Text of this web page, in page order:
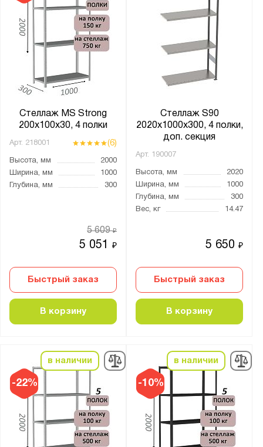
Стеллаж MS Strong
200х100х30, 4 полки
Арт. 218001 (6)
Высота, мм
2000
Ширина, мм
1000
Глубина, мм
300
5 051₽
5 609₽
Быстрый заказ
В корзину
Стеллаж S90
2020х1000х300, 4 полки,
доп. секция
Арт. 190007
Высота, мм
2020
Ширина, мм
1000
Глубина, мм
300
Вес, кг
14.47
5 650₽
Быстрый заказ
В корзину
-22%
в наличии
-10%
в наличии
Чёрный
Особенности:
настенный
Материал:
Металл
Толщина стойки, мм:
до
Перфорированная
Сплошная
Тип соединения:
Болтовое
Винтами и самозатягивающимися гайками
Кронштейны
На зацепах
Страна производства:
Россия